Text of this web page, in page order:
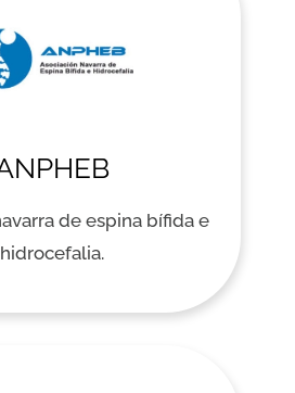
de espina bífida e
hidrocefalia.